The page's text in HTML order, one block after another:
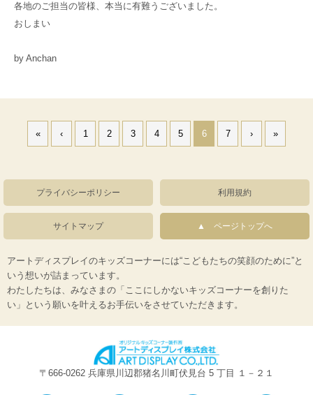
各地のご担当の皆様、本当に有難うございました。
おしまい
by Anchan
« ‹ 1 2 3 4 5 6 7 › »
プライバシーポリシー 利用規約
サイトマップ ページトップへ
アートディスプレイのキッズコーナーには“こどもたちの笑顔のために”と
いう想いが詰まっています。
わたしたちは、みなさまの「ここにしかないキッズコーナーを創りた
い」という願いを叶えるお手伝いをさせていただきます。
〒666-0262 兵庫県川辺郡猪名川町伏見台 5 丁目 １－２１